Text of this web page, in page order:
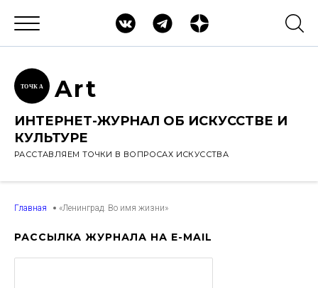
ТОЧК А Art
ИНТЕРНЕТ-ЖУРНАЛ ОБ ИСКУССТВЕ И
КУЛЬТУРЕ
РАССТАВЛЯЕМ ТОЧКИ В ВОПРОСАХ ИСКУССТВА
Главная «Ленинград. Во имя жизни»
РАССЫЛКА ЖУРНАЛА НА E-MAIL